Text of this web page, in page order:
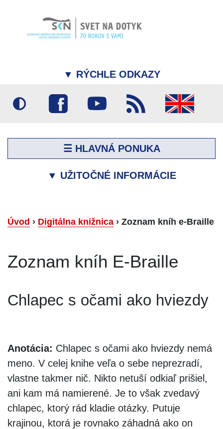
▼ RÝCHLE ODKAZY
☰ HLAVNÁ PONUKA
▼ UŽITOČNÉ INFORMÁCIE
Úvod › Digitálna knižnica › Zoznam kníh e-Braille
Zoznam kníh E-Braille
Chlapec s očami ako hviezdy
Anotácia: Chlapec s očami ako hviezdy nemá
meno. V celej knihe veľa o sebe neprezradí,
vlastne takmer nič. Nikto netuší odkiaľ prišiel,
ani kam má namierené. Je to však zvedavý
chlapec, ktorý rád kladie otázky. Putuje
krajinou, ktorá je rovnako záhadná ako on